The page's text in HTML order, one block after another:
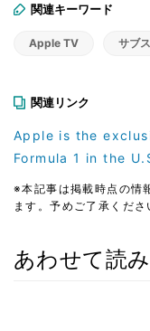
関連キーワード
Apple TV サブ
関連リンク
Apple is the
Formula 1 in the
※本記事は掲載時点の情
ます。予めご了承くださ
あわせて読